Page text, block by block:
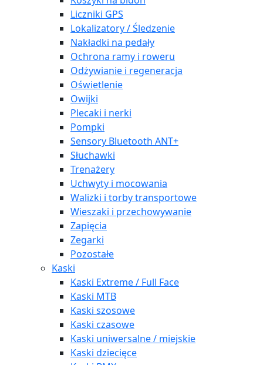
Liczniki GPS
Lokalizatory / Śledzenie
Nakładki na pedały
Ochrona ramy i roweru
Odżywianie i regeneracja
Oświetlenie
Owijki
Plecaki i nerki
Pompki
Sensory Bluetooth ANT+
Słuchawki
Trenażery
Uchwyty i mocowania
Walizki i torby transportowe
Wieszaki i przechowywanie
Zapięcia
Zegarki
Pozostałe
Kaski
Kaski Extreme / Full Face
Kaski MTB
Kaski szosowe
Kaski czasowe
Kaski uniwersalne / miejskie
Kaski dziecięce